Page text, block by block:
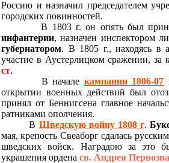
Россию и назначил председателем
городских повинностей.
В 1803 г. он опять был принят
инфантерии, назначен инспектором
губернатором. В 1805 г., находясь в
участие в Аустерлицком сражении, за
ст.
В начале кампании 1806-07
открытии военных действий был
принял от Беннигсена главное
ратниками ополчения.
В Шведскую войну 1808 г.
мая, крепость Свеаборг сдалась
шведских войск. Наградою за это
украшения ордена св. Андрея